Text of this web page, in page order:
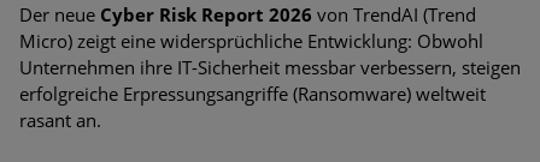
Der neue Cyber Risk Report 2026 von TrendAI (Trend
Micro) zeigt eine widersprüchliche Entwicklung: Obwohl
Unternehmen ihre IT-Sicherheit messbar verbessern, steigen
erfolgreiche Erpressungsangriffe (Ransomware) weltweit
rasant an.